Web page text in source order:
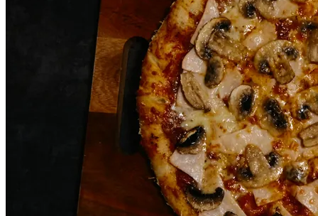
Začíná rozvážet v 11:00